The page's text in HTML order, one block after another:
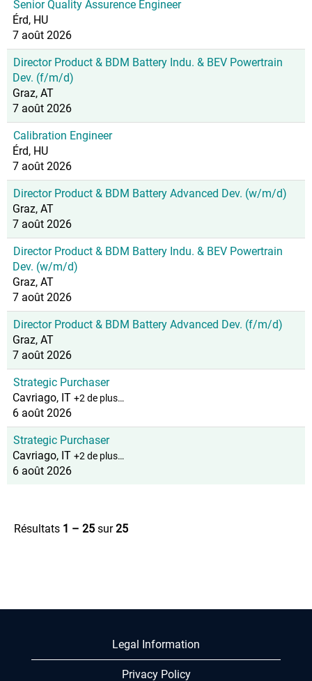
Senior Quality Assurence Engineer
Érd, HU
7 août 2026
Director Product & BDM Battery Indu. & BEV Powertrain
Dev. (f/m/d)
Graz, AT
7 août 2026
Calibration Engineer
Érd, HU
7 août 2026
Director Product & BDM Battery Advanced Dev. (w/m/d)
Graz, AT
7 août 2026
Director Product & BDM Battery Indu. & BEV Powertrain
Dev. (w/m/d)
Graz, AT
7 août 2026
Director Product & BDM Battery Advanced Dev. (f/m/d)
Graz, AT
7 août 2026
Strategic Purchaser
Cavriago, IT +2 de plus…
6 août 2026
Strategic Purchaser
Cavriago, IT +2 de plus…
6 août 2026
Résultats 1 – 25 sur25
Legal Information
Privacy Policy